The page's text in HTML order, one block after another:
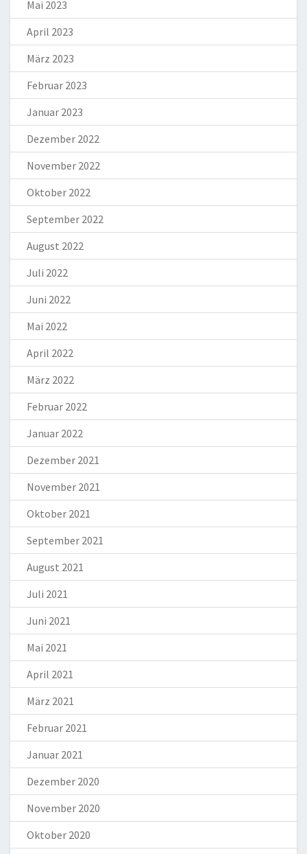
Mai 2023
April 2023
März 2023
Februar 2023
Januar 2023
Dezember 2022
November 2022
Oktober 2022
September 2022
August 2022
Juli 2022
Juni 2022
Mai 2022
April 2022
März 2022
Februar 2022
Januar 2022
Dezember 2021
November 2021
Oktober 2021
September 2021
August 2021
Juli 2021
Juni 2021
Mai 2021
April 2021
März 2021
Februar 2021
Januar 2021
Dezember 2020
November 2020
Oktober 2020